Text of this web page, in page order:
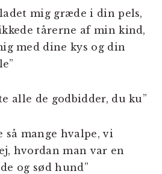
mig græde i din pels,
tårerne af min kind,
med dine kys og din
alle de godbidder, du ku”
så mange hvalpe, vi
hvordan man var en
og sød hund”